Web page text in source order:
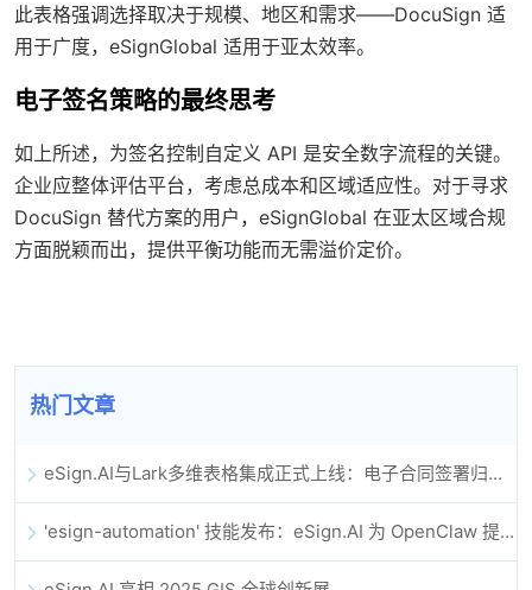
此表格强调选择取决于规模、地区和需求——DocuSign 适
用于广度，eSignGlobal 适用于亚太效率。
电子签名策略的最终思考
如上所述，为签名控制自定义 API 是安全数字流程的关键。
企业应整体评估平台，考虑总成本和区域适应性。对于寻求
DocuSign 替代方案的用户，eSignGlobal 在亚太区域合规
方面脱颖而出，提供平衡功能而无需溢价定价。
热门文章
eSign.AI与Lark多维表格集成正式上线：电子合同签署归档全程自动化
'esign-automation' 技能发布：eSign.AI 为 OpenClaw 提供自动化电子签名能力